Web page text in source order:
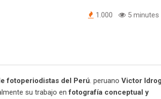
1.000 5 minutes
fotoperiodistas del Perú. peruano Victor
su trabajo en fotografía conceptual y